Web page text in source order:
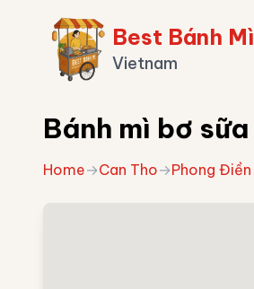
Best Bánh Mì
Vietnam
Bánh mì bơ sữa
Home→Can Tho→Phong Điền